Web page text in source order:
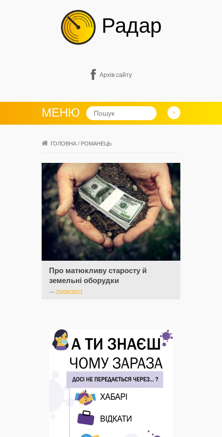
Радар
Архів сайту
МЕНЮ
ГОЛОВНА / РОМАНЕЦЬ
Про матюкливу старосту й
земельні оборудки
— 20/08/2021